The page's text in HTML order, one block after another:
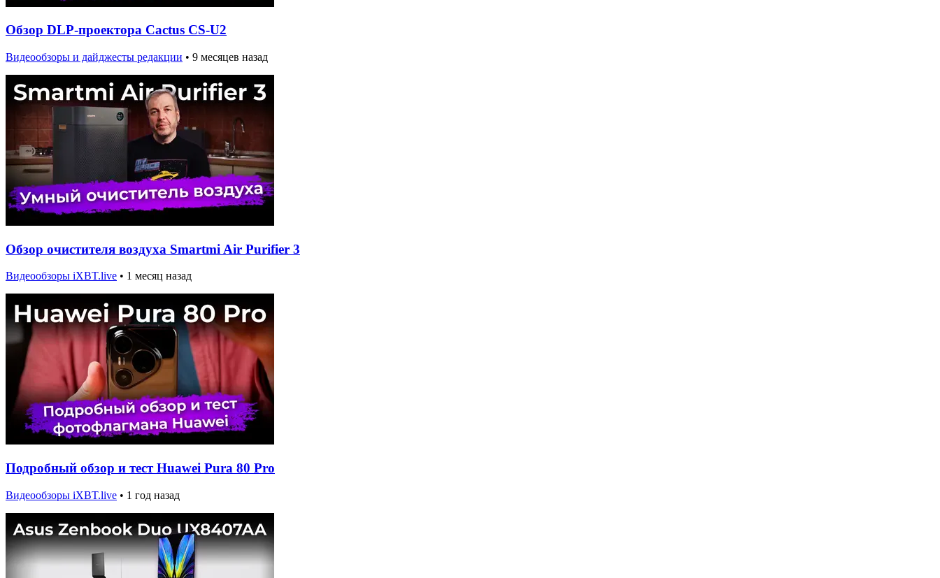
Обзор DLP-проектора Cactus CS-U2
Видеообзоры и дайджесты редакции • 9 месяцев назад
Обзор очистителя воздуха Smartmi Air Purifier 3
Видеообзоры iXBT.live • 1 месяц назад
Подробный обзор и тест Huawei Pura 80 Pro
Видеообзоры iXBT.live • 1 год назад